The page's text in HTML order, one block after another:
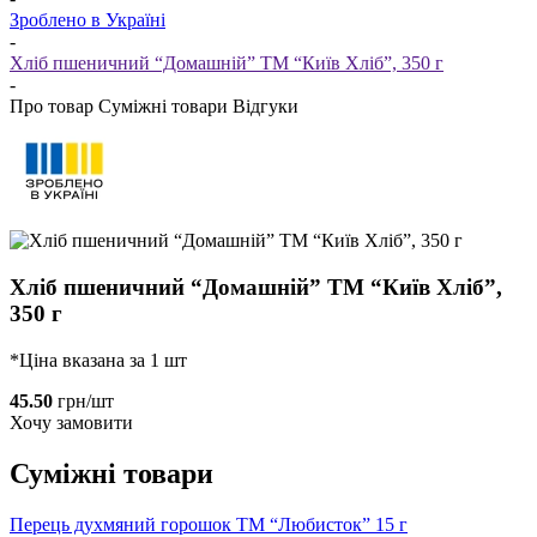
Зроблено в Україні
-
Хліб пшеничний “Домашній” ТМ “Київ Хліб”, 350 г
-
Про товар Суміжні товари Відгуки
Хліб пшеничний “Домашній” ТМ “Київ Хліб”,
350 г
*Ціна вказана за 1 шт
45.50 грн/шт
Хочу замовити
Суміжні товари
Перець духмяний горошок ТМ “Любисток” 15 г